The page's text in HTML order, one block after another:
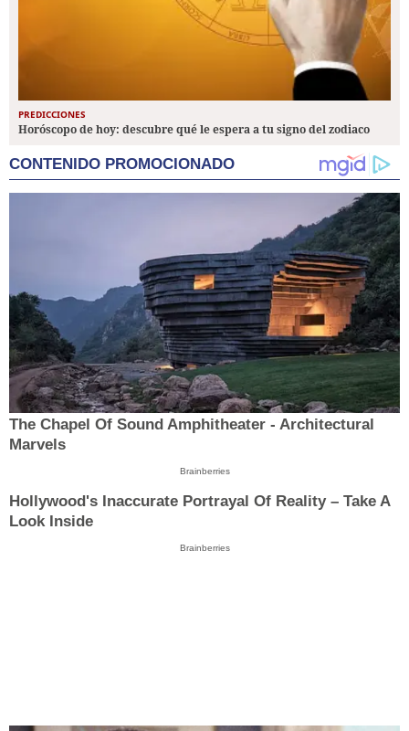
PREDICCIONES
Horóscopo de hoy: descubre qué le espera a tu signo del zodiaco
CONTENIDO PROMOCIONADO
The Chapel Of Sound Amphitheater - Architectural
Marvels
Brainberries
Hollywood's Inaccurate Portrayal Of Reality – Take A
Look Inside
Brainberries